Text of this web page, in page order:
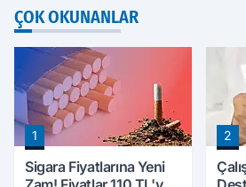
ÇOK OKUNANLAR
1
Sigara Fiyatlarına Yeni
2